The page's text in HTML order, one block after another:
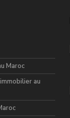
Maroc
au